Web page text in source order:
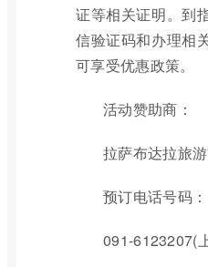
证等相关证明。到
信验证码和办理相
可享受优惠政策。
活动赞助商：
拉萨布达拉旅
预订电话号码：
091-6123207(